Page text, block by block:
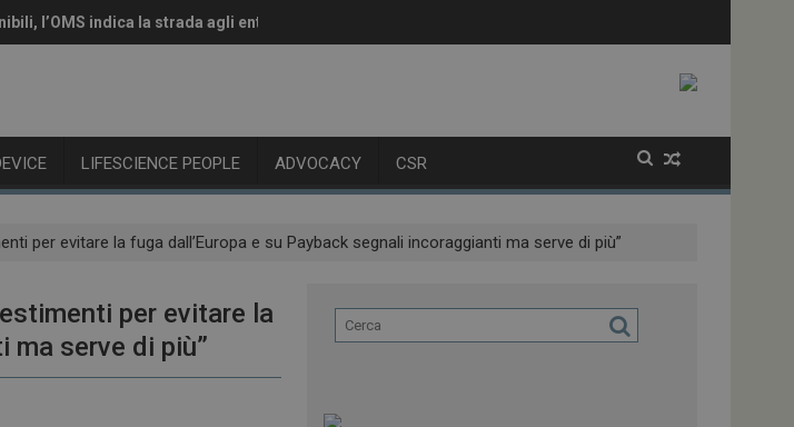
l’OMS indica la strada agli enti regolatori
il CHMP raccomanda l’aggiornamento alla variante XFG
LIFESCIENCE PEOPLE ADVOCACY CSR
per evitare la fuga dall’Europa e su Payback segnali incoraggianti ma serve di più”
per evitare la
ma serve di più”